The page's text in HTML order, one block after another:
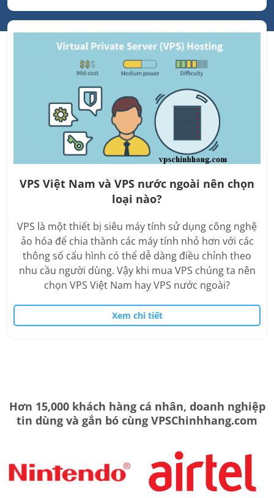
VPS Việt Nam và VPS nước ngoài nên chọn
loại nào?
VPS là một thiết bị siêu máy tính sử dụng công nghệ
ảo hóa để chia thành các máy tính nhỏ hơn với các
thông số cấu hình có thể dễ dàng điều chỉnh theo
nhu cầu người dùng. Vậy khi mua VPS chúng ta nên
chọn VPS Việt Nam hay VPS nước ngoài?
Xem chi tiết
Hơn 15,000 khách hàng cá nhân, doanh nghiệp
tin dùng và gắn bó cùng VPSChinhhang.com